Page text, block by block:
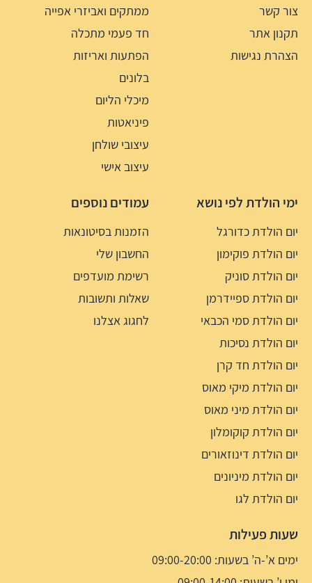
צור קשר
תקנון אתר
הצהרת נגישות
ממתקים ואביזרי אפייה
חד פעמי מתכלה
הפתעות ואריזות
בלונים
מיכלי הליום
פיניאטות
עיצובי שולחן
עיצוב אישי
ימי הולדת לפי נושא
יום הולדת כדורגל
יום הולדת פוקימון
יום הולדת סוניק
יום הולדת ספיידרמן
יום הולדת סמי הכבאי
יום הולדת נסיכות
יום הולדת חד קרן
יום הולדת מיקי מאוס
יום הולדת מיני מאוס
יום הולדת קוקומלון
יום הולדת דינוזאורים
יום הולדת מיניונים
יום הולדת לגו
עמודים נוספים
הזמנות בסיטונאות
החשבון שלי
רשימת מועדפים
שאלות ותשובות
לחגוג אצלנו
שעות פעילות
ימים א’-ה’ בשעות: 09:00-20:00